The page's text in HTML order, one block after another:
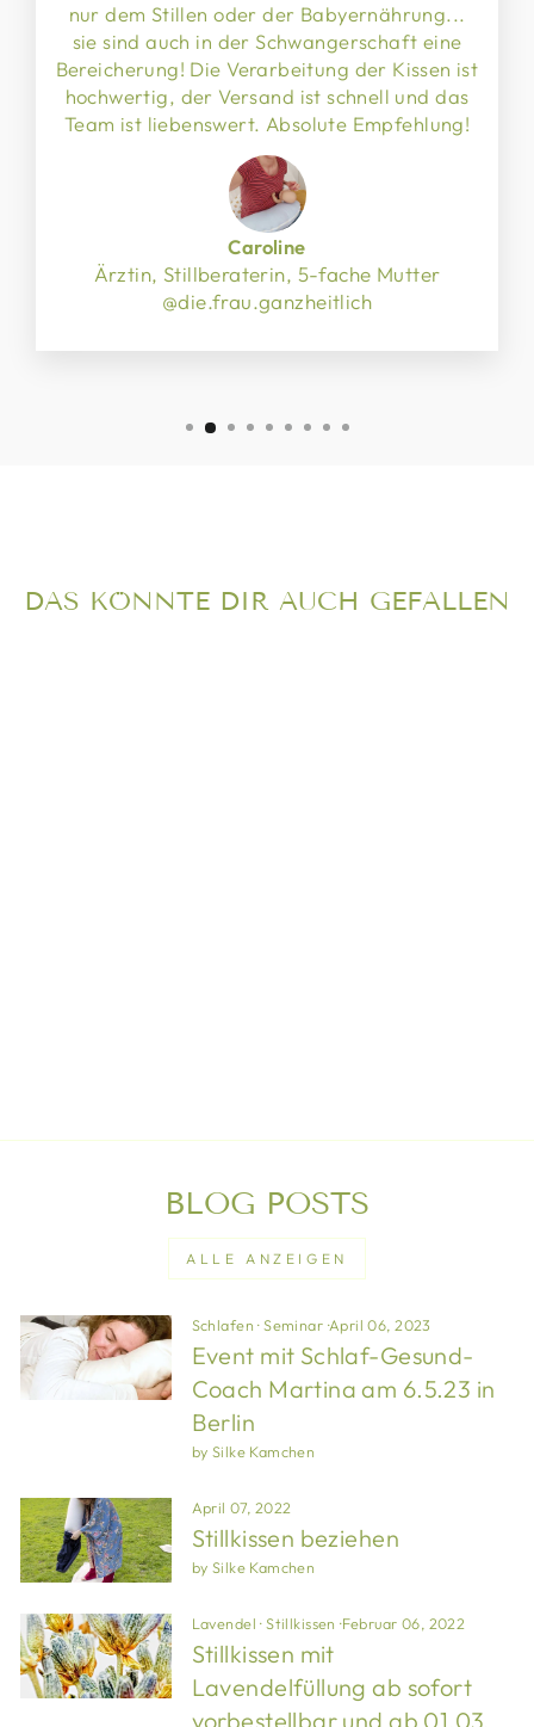
nur dem Stillen oder der Babyernährung...
sie sind auch in der Schwangerschaft eine
Bereicherung! Die Verarbeitung der Kissen ist
hochwertig, der Versand ist schnell und das
Team ist liebenswert. Absolute Empfehlung!
Caroline
Ärztin, Stillberaterin, 5-fache Mutter
@die.frau.ganzheitlich
DAS KÖNNTE DIR AUCH GEFALLEN
BLOG POSTS
ALLE ANZEIGEN
Schlafen ·Seminar ·April 06, 2023
Event mit Schlaf-Gesund-
Coach Martina am 6.5.23 in
Berlin
by Silke Kamchen
April 07, 2022
Stillkissen beziehen
by Silke Kamchen
Lavendel ·Stillkissen ·Februar 06, 2022
Stillkissen mit
Lavendelfüllung ab sofort
vorbestellbar und ab 01.03.